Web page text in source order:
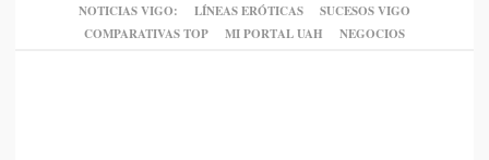
NOTICIAS VIGO: LÍNEAS ERÓTICAS
SUCESOS VIGO
COMPARATIVAS TOP
MI PORTAL UAH NEGOCIOS